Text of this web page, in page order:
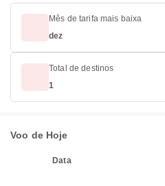
Mês de tarifa mais baixa
dez
Total de destinos
1
Voo de Hoje
Data